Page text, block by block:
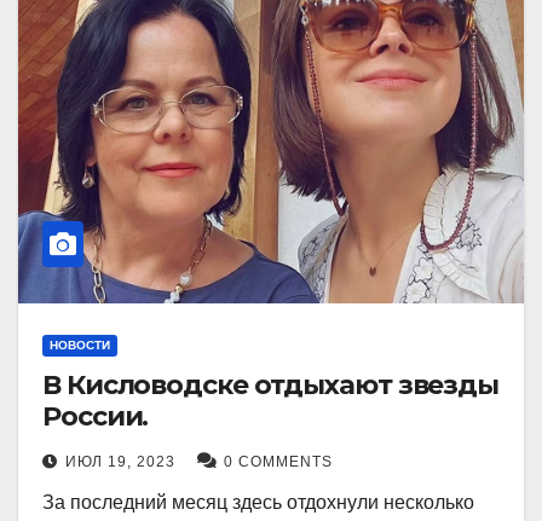
НОВОСТИ
В Кисловодске отдыхают звезды
России.
ИЮЛ 19, 2023 0 COMMENTS
За последний месяц здесь отдохнули несколько